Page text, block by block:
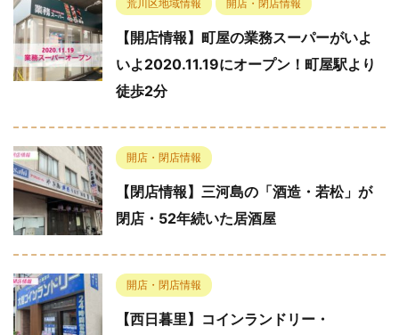
荒川区地域情報 開店・閉店情報
【開店情報】町屋の業務スーパーがいよ
いよ2020.11.19にオープン！町屋駅より
徒歩2分
開店・閉店情報
【閉店情報】三河島の「酒造・若松」が
閉店・52年続いた居酒屋
開店・閉店情報
【西日暮里】コインランドリー・